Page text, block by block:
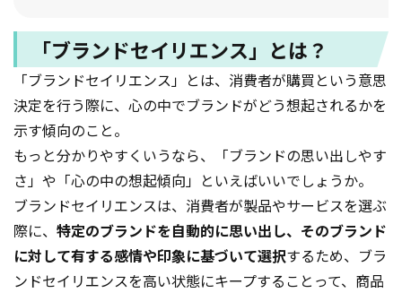
「ブランドセイリエンス」とは？
「ブランドセイリエンス」とは、消費者が購買という意思
決定を行う際に、心の中でブランドがどう想起されるかを
示す傾向のこと。
もっと分かりやすくいうなら、「ブランドの思い出しやす
さ」や「心の中の想起傾向」といえばいいでしょうか。
ブランドセイリエンスは、消費者が製品やサービスを選ぶ
際に、 特定のブランドを自動的に思い出し、そのブランド
に対して有する感情や印象に基づいて選択するため、ブラ
ンドセイリエンスを高い状態にキープすることって、商品